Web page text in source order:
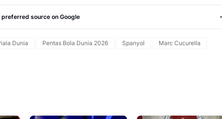
preferred source on Google
Dunia Pentas Bola Dunia 2026 Spanyol
Marc Cucurella